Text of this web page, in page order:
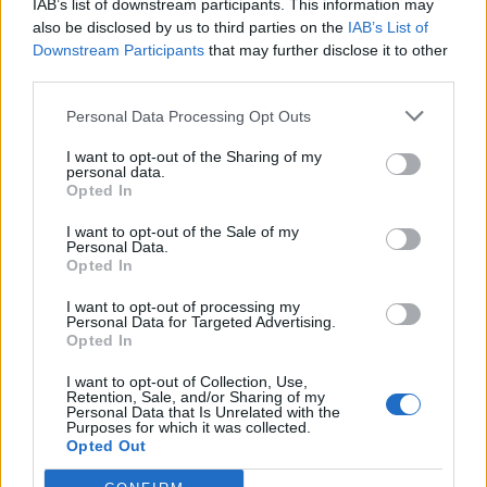
IAB’s list of downstream participants. This information may
also be disclosed by us to third parties on the IAB’s List of
Downstream Participants that may further disclose it to other
Personal Data Processing Opt Outs
I want to opt-out of the Sharing of my
personal data.
Opted In
I want to opt-out of the Sale of my
Personal Data.
Opted In
I want to opt-out of processing my
Personal Data for Targeted Advertising.
Opted In
I want to opt-out of Collection, Use,
Retention, Sale, and/or Sharing of my
Personal Data that Is Unrelated with the
Purposes for which it was collected.
Opted Out
Σύμβαση υπόγραψε ο Υπουργός Οικονομικών
Μάκης Κεραυνός, καθώς και η Προϊστάμενη του
Γραφείου Διαχείρισης Δημοσίου Χρέους,
Χρυσαυγή Χρυσοστόμου-Λαπαθιώτη.
Αναλυτικά η ανάρτηση του Άντριους Κουμπίλιους
«Άλλο ένα κράτος μέλος σε σταθερή πορεία προς
την ενίσχυση της ευρωπαϊκής αμυντικής
ετοιμότητας. Η Κύπρος είναι ήδη η 6η χώρα που
υπογράφει συμφωνία SAFE. Πολύ σύντομα, η
στήριξη της ΕΕ θα αρχίσει να φτάνει στις ένοπλες
δυνάμεις και τη βιομηχανία της Κύπρου».
No time to wait!
One more country on the firm trajectory to increase